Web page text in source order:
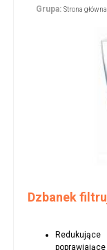
Grupa: Strona główna
Dzbanek